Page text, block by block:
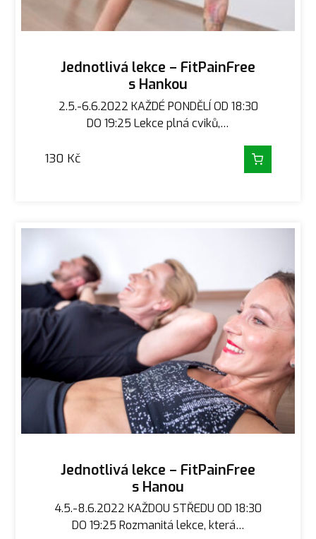
Jednotlivá lekce – FitPainFree
s Hankou
2.5.-6.6.2022 KAŽDÉ PONDĚLÍ OD 18:30
DO 19:25 Lekce plná cviků,…
130 Kč
Jednotlivá lekce – FitPainFree
s Hanou
4.5.-8.6.2022 KAŽDOU STŘEDU OD 18:30
DO 19:25 Rozmanitá lekce, která…